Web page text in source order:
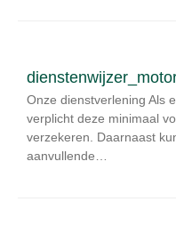
Onze dienstverlening Als
verplicht deze minimaal
verzekeren. Daarnaast
aanvullende…